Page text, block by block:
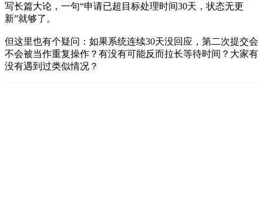
写长篇大论，一句“申请已超目标处理时间30天，状态无更
新”就够了。
但这里也有个疑问：如果系统连续30天没回应，第二次提交会
不会被当作重复操作？有没有可能反而拉长等待时间？大家有
没有遇到过类似情况？